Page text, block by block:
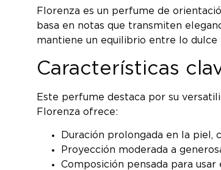
Florenza es un perfume de
basa en notas que transmiten
mantiene un equilibrio entre lo dulce
Características
Este perfume destaca por su
Florenza ofrece:
Duración prolongada en la piel,
Proyección moderada a
Composición pensada para